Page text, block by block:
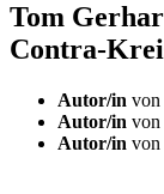
Tom
Contra-
Autor/in von
Autor/in von
Autor/in von